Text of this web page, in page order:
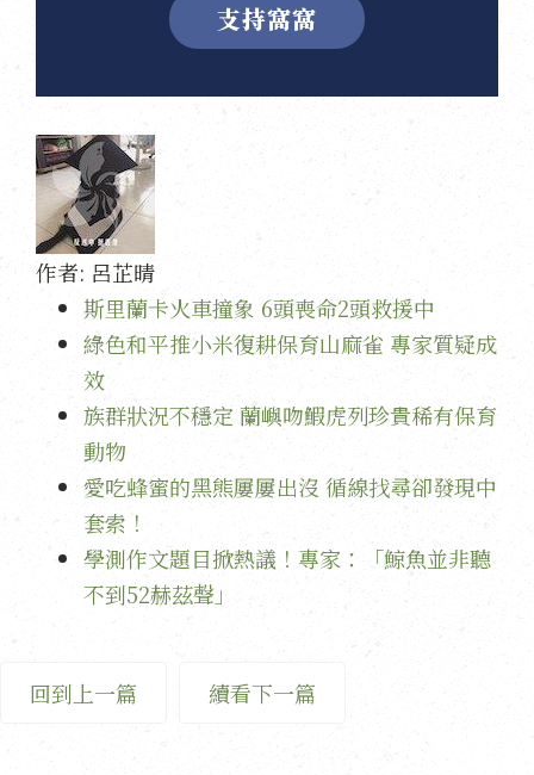
支持窩窩
作者: 呂芷晴
斯里蘭卡火車撞象 6頭喪命2頭救援中
綠色和平推小米復耕保育山麻雀 專家質疑成
效
族群狀況不穩定 蘭嶼吻鰕虎列珍貴稀有保育
動物
愛吃蜂蜜的黑熊屢屢出沒 循線找尋卻發現中
套索！
學測作文題目掀熱議！專家：「鯨魚並非聽
不到52赫茲聲」
回到上一篇 續看下一篇